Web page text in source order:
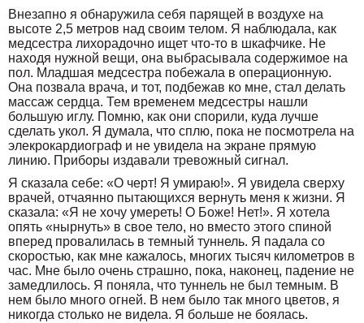
Внезапно я обнаружила себя парящей в воздухе на
высоте 2,5 метров над своим телом. Я наблюдала, как
медсестра лихорадочно ищет что-то в шкафчике. Не
находя нужной вещи, она выбрасывала содержимое на
пол. Младшая медсестра побежала в операционную.
Она позвала врача, и тот, подбежав ко мне, стал делать
массаж сердца. Тем временем медсестры нашли
большую иглу. Помню, как они спорили, куда лучше
сделать укол. Я думала, что сплю, пока не посмотрела на
элекрокардиограф и не увидела на экране прямую
линию. Приборы издавали тревожный сигнал.
Я сказала себе: «О черт! Я умираю!». Я увидела сверху
врачей, отчаянно пытающихся вернуть меня к жизни. Я
сказала: «Я не хочу умереть! О Боже! Нет!». Я хотела
опять «нырнуть» в свое тело, но вместо этого спиной
вперед провалилась в темный туннель. Я падала со
скоростью, как мне кажалось, многих тысяч километров в
час. Мне было очень страшно, пока, наконец, падение не
замедлилось. Я поняла, что туннель не был темным. В
нем было много огней. В нем было так много цветов, я
никогда столько не видела. Я больше не боялась.